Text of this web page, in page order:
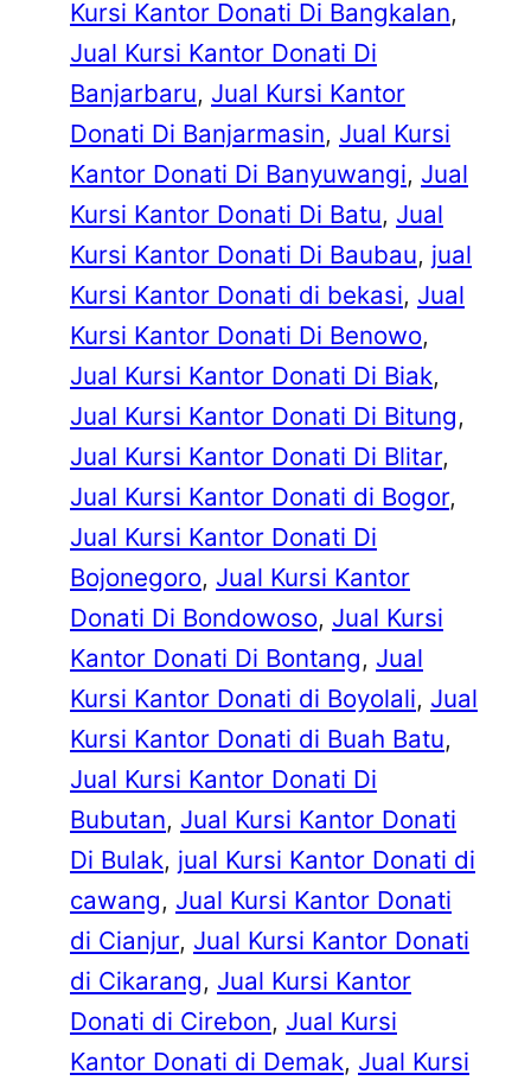
Kursi Kantor Donati Di Bangkalan
Jual Kursi Kantor Donati Di
Banjarbaru, Jual Kursi Kantor
Donati Di Banjarmasin, Jual Kursi
Kantor Donati Di Banyuwangi, Jual
Kursi Kantor Donati Di Batu, Jual
Kursi Kantor Donati Di Baubau, jual
Kursi Kantor Donati di bekasi, Jual
Kursi Kantor Donati Di Benowo
Jual Kursi Kantor Donati Di Biak
Jual Kursi Kantor Donati Di Bitung
Jual Kursi Kantor Donati Di Blitar
Jual Kursi Kantor Donati di Bogor
Jual Kursi Kantor Donati Di
Bojonegoro, Jual Kursi Kantor
Donati Di Bondowoso, Jual Kursi
Kantor Donati Di Bontang, Jual
Kursi Kantor Donati di Boyolali, Jual
Kursi Kantor Donati di Buah Batu
Jual Kursi Kantor Donati Di
Bubutan, Jual Kursi Kantor Donati
Di Bulak, jual Kursi Kantor Donati di
cawang, Jual Kursi Kantor Donati
di Cianjur, Jual Kursi Kantor Donati
di Cikarang, Jual Kursi Kantor
Donati di Cirebon, Jual Kursi
Kantor Donati di Demak, Jual Kursi